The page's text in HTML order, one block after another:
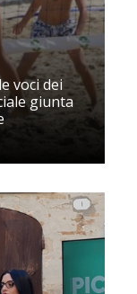
voci dei
giunta